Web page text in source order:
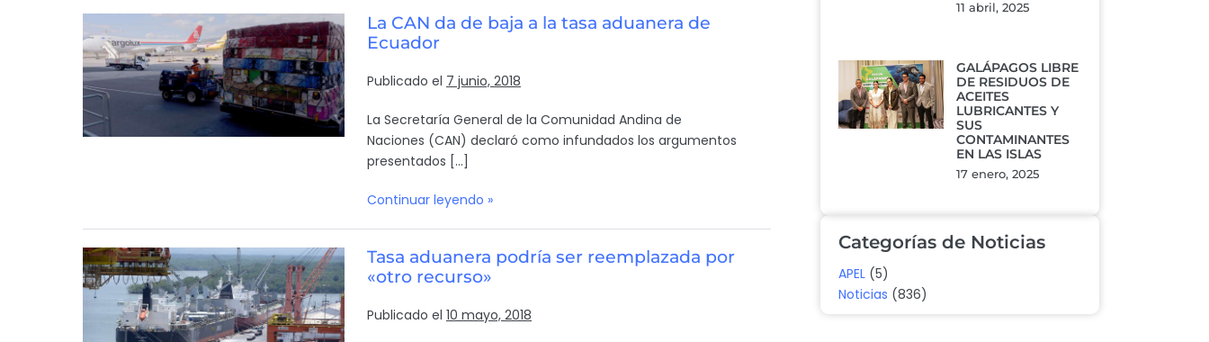
La CAN da de baja a la tasa aduanera de
Ecuador
Publicado el 7 junio, 2018
La Secretaría General de la Comunidad Andina de
Naciones (CAN) declaró como infundados los argumentos
presentados […]
Continuar leyendo »
Tasa aduanera podría ser reemplazada por
«otro recurso»
Publicado el 10 mayo, 2018
11 abril, 2025
GALÁPAGOS LIBRE
DE RESIDUOS DE
ACEITES
LUBRICANTES Y
SUS
CONTAMINANTES
EN LAS ISLAS
17 enero, 2025
Categorías de Noticias
APEL(5)
Noticias (836)